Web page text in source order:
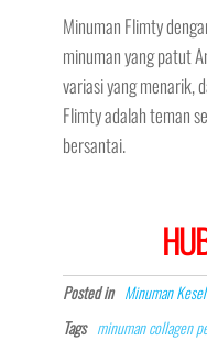
Minuman Flimty
minuman yang patut
variasi yang menarik,
Flimty adalah teman
bersantai.
Posted in Minuman
Tags minuman collagen